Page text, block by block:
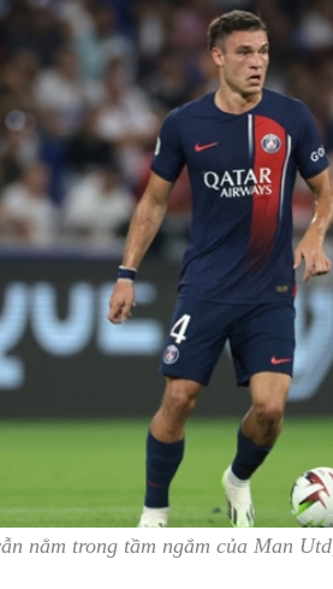
nằm trong tầm ngắm của Man